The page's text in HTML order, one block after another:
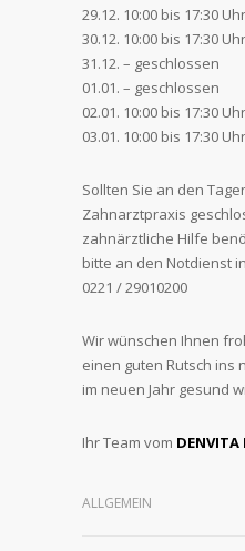
29.12. 10:00 bis 17:30 Uhr
30.12. 10:00 bis 17:30 Uhr
31.12. – geschlossen
01.01. – geschlossen
02.01. 10:00 bis 17:30 Uhr
03.01. 10:00 bis 17:30 Uhr
Sollten Sie an den
Zahnarztpraxis
zahnärztliche Hilfe
bitte an den Notdienst
0221 / 29010200
Wir wünschen Ihnen
einen guten Rutsch ins
im neuen Jahr gesund
Ihr Team vom
ALLGEMEIN